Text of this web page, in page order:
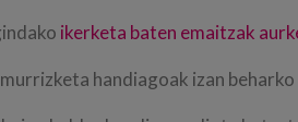
ikerketa baten emaitzak
handiagoak izan